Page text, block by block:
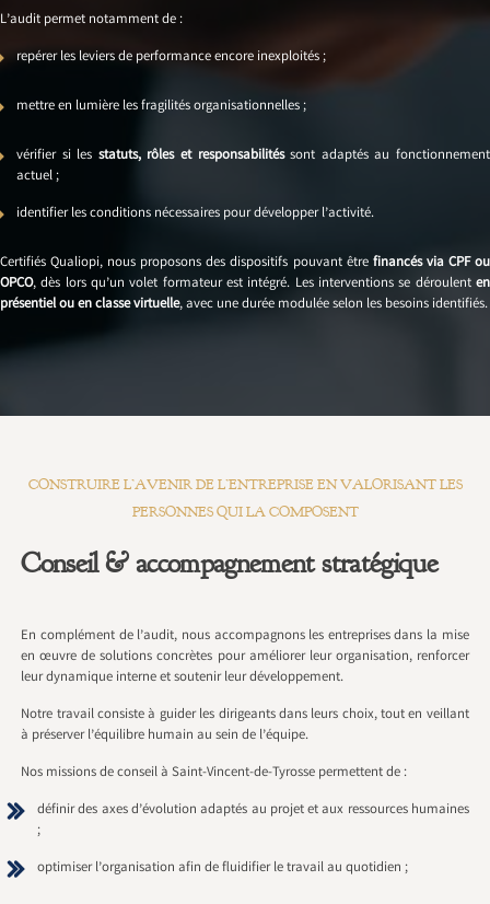
L’audit permet notamment de :
repérer les leviers de performance encore inexploités ;
mettre en lumière les fragilités organisationnelles ;
vérifier si les statuts, rôles et responsabilitéssont adaptés au fonctionnement
actuel ;
identifier les conditions nécessaires pour développer l’activité.
Certifiés Qualiopi, nous proposons des dispositifs pouvant être financés via CPF ou
OPCO, dès lors qu’un volet formateur est intégré. Les interventions se déroulent en
présentiel ou en classe virtuelle, avec une durée modulée selon les besoins identifiés.
CONSTRUIRE L’AVENIR DE L’ENTREPRISE EN VALORISANT LES
PERSONNES QUI LA COMPOSENT
Conseil & accompagnement stratégique
En complément de l’audit, nous accompagnons les entreprises dans la mise
en œuvre de solutions concrètes pour améliorer leur organisation, renforcer
leur dynamique interne et soutenir leur développement.
Notre travail consiste à guider les dirigeants dans leurs choix, tout en veillant
à préserver l’équilibre humain au sein de l’équipe.
Nos missions de conseil à Saint-Vincent-de-Tyrosse permettent de :
définir des axes d’évolution adaptés au projet et aux ressources humaines
;
optimiser l’organisation afin de fluidifier le travail au quotidien ;